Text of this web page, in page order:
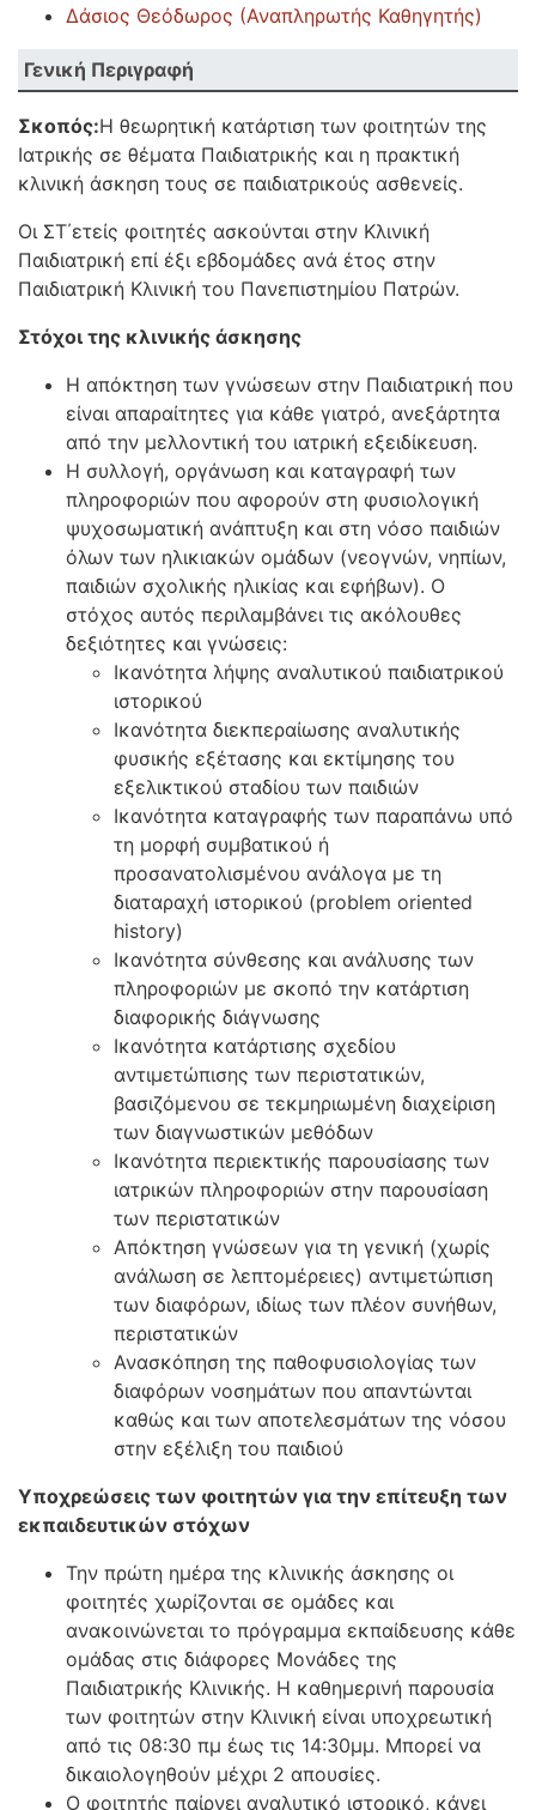
Δάσιος Θεόδωρος (Αναπληρωτής Καθηγητής)
Γενική Περιγραφή
Σκοπός:Η θεωρητική κατάρτιση των φοιτητών της
Ιατρικής σε θέματα Παιδιατρικής και η πρακτική
κλινική άσκηση τους σε παιδιατρικούς ασθενείς.
Οι ΣΤ΄ετείς φοιτητές ασκούνται στην Κλινική
Παιδιατρική επί έξι εβδομάδες ανά έτος στην
Παιδιατρική Κλινική του Πανεπιστημίου Πατρών.
Στόχοι της κλινικής άσκησης
Η απόκτηση των γνώσεων στην Παιδιατρική που
είναι απαραίτητες για κάθε γιατρό, ανεξάρτητα
από την μελλοντική του ιατρική εξειδίκευση.
Η συλλογή, οργάνωση και καταγραφή των
πληροφοριών που αφορούν στη φυσιολογική
ψυχοσωματική ανάπτυξη και στη νόσο παιδιών
όλων των ηλικιακών ομάδων (νεογνών, νηπίων,
παιδιών σχολικής ηλικίας και εφήβων). Ο
στόχος αυτός περιλαμβάνει τις ακόλουθες
δεξιότητες και γνώσεις:
Ικανότητα λήψης αναλυτικού παιδιατρικού
ιστορικού
Ικανότητα διεκπεραίωσης αναλυτικής
φυσικής εξέτασης και εκτίμησης του
εξελικτικού σταδίου των παιδιών
Ικανότητα καταγραφής των παραπάνω υπό
τη μορφή συμβατικού ή
προσανατολισμένου ανάλογα με τη
διαταραχή ιστορικού (problem oriented
history)
Ικανότητα σύνθεσης και ανάλυσης των
πληροφοριών με σκοπό την κατάρτιση
διαφορικής διάγνωσης
Ικανότητα κατάρτισης σχεδίου
αντιμετώπισης των περιστατικών,
βασιζόμενου σε τεκμηριωμένη διαχείριση
των διαγνωστικών μεθόδων
Ικανότητα περιεκτικής παρουσίασης των
ιατρικών πληροφοριών στην παρουσίαση
των περιστατικών
Απόκτηση γνώσεων για τη γενική (χωρίς
ανάλωση σε λεπτομέρειες) αντιμετώπιση
των διαφόρων, ιδίως των πλέον συνήθων,
περιστατικών
Ανασκόπηση της παθοφυσιολογίας των
διαφόρων νοσημάτων που απαντώνται
καθώς και των αποτελεσμάτων της νόσου
στην εξέλιξη του παιδιού
Υποχρεώσεις των φοιτητών για την επίτευξη των
εκπαιδευτικών στόχων
Την πρώτη ημέρα της κλινικής άσκησης οι
φοιτητές χωρίζονται σε ομάδες και
ανακοινώνεται το πρόγραμμα εκπαίδευσης κάθε
ομάδας στις διάφορες Μονάδες της
Παιδιατρικής Κλινικής. Η καθημερινή παρουσία
των φοιτητών στην Κλινική είναι υποχρεωτική
από τις 08:30 πμ έως τις 14:30μμ. Μπορεί να
δικαιολογηθούν μέχρι 2 απουσίες.
Ο φοιτητής παίρνει αναλυτικό ιστορικό, κάνει